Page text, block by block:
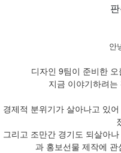
안
디자인 9팀이 준비한
지금 이야기하려
경제적 분위기가 살아나고 있
그리고 조만간 경기도 되살아
과 홍보선물 제작에